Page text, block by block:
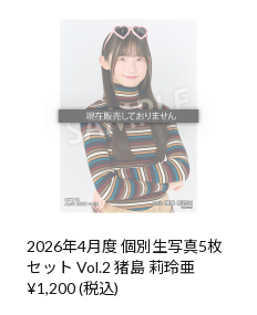
2026年4月度 個別生写真5枚
セット Vol.2 猪島 莉玲亜
¥1,200 (税込)